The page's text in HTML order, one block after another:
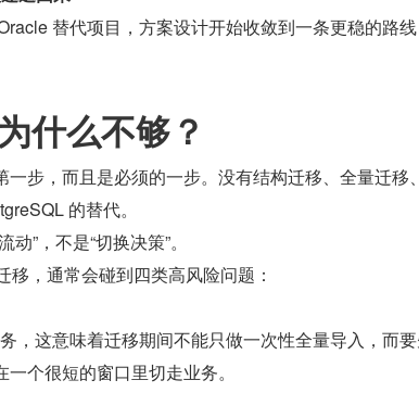
替代项目，方案设计开始收敛到一条更稳的路线
什么不够？
步，而且是必须的一步。没有结构迁移、全量迁移
的替代。
”，不是“切换决策”。
，通常会碰到四类高风险问题：
，这意味着迁移期间不能只做一次性全量导入，而
个很短的窗口里切走业务。